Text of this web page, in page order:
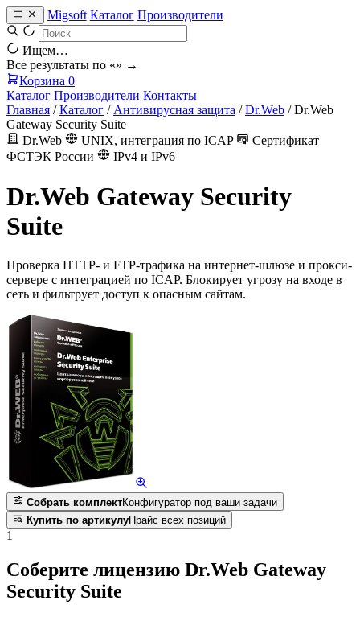
Migsoft Каталог Производители
Ищем…
Все результаты по «» →
Корзина 0
Каталог Производители Контакты
Главная / Каталог / Антивирусная защита / Dr.Web / Dr.Web
Gateway Security Suite
Dr.Web
UNIX, интеграция по ICAP
Сертификат
ФСТЭК России
IPv4 и IPv6
Dr.Web Gateway Security
Suite
Проверка HTTP- и FTP-трафика на интернет-шлюзе и прокси-
сервере с интеграцией по ICAP. Блокирует угрозу на входе в
сеть и фильтрует доступ к опасным сайтам.
Собрать комплектКонфигуратор под ваши задачи
Купить по артикулуПрайс всех позиций
1
Соберите лицензию Dr.Web Gateway
Security Suite